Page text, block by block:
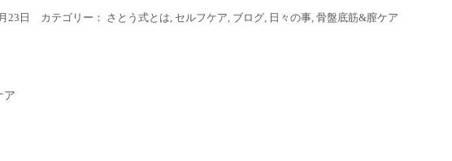
23日 カテゴリー： さとう式とは, セルフケア, ブログ, 日々の事, 骨盤底筋&膣ケア
ア